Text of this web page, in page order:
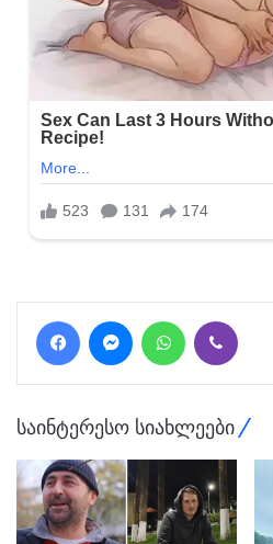
FacebookMessengerWhatsApp
საინტერესო სიახლეები